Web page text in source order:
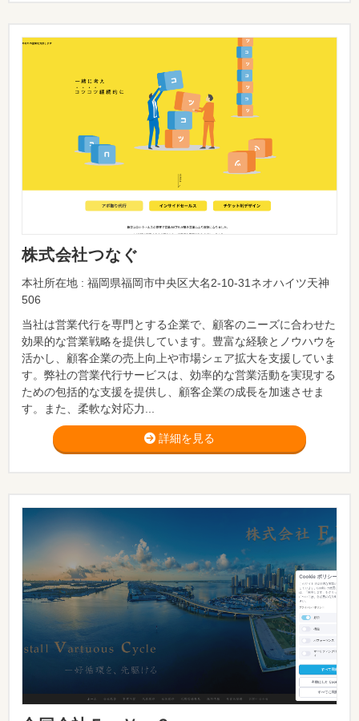
株式会社つなぐ
本社所在地 : 福岡県福岡市中央区大名2-10-31ネオハイツ天神
506
当社は営業代行を専門とする企業で、顧客のニーズに合わせた
効果的な営業戦略を提供しています。豊富な経験とノウハウを
活かし、顧客企業の売上向上や市場シェア拡大を支援していま
す。弊社の営業代行サービスは、効率的な営業活動を実現する
ための包括的な支援を提供し、顧客企業の成長を加速させま
す。また、柔軟な対応力...
詳細を見る